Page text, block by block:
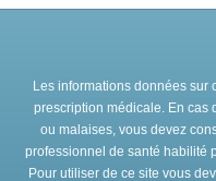
Les informations données sur
prescription médicale. En cas
ou malaises, vous devez
professionnel de santé habilité
Pour utiliser de ce site vous